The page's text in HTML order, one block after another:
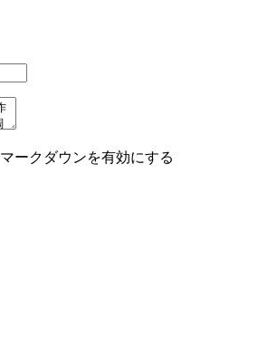
マークダウンを有効にする